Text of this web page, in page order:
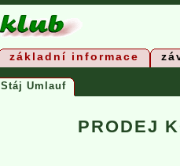
základní informace
Stáj Umlauf
PRODEJ